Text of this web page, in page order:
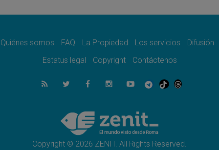
Comienzan "Diez Días Oración por la Paz"
Pizzaballa en Asís: los cristianos quieren
06.08.2026
Sturla: La visita de León XIV será una buena
León XIV: La revolución del Evangelio
derriba los muros que separan
Quiénes somos FAQ La Propiedad Los servicios
Difusión
Estatus legal
Copyright Contáctenos
Copyright © 2026 ZENIT. All Rights Reserved.